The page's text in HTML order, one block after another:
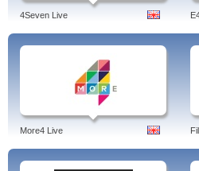
4Seven Live
More4 Live